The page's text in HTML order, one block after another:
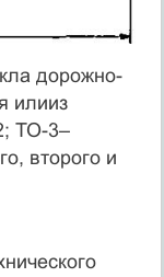
дорожно-
илииз
ТО-3–
второго и